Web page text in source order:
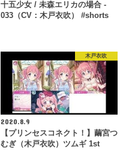
十五少女 / 未森エリカの場合 -
033（CV：木戸衣吹） #shorts
木戸衣吹
2020.8.9
【プリンセスコネクト！】繭宮つ
むぎ（木戸衣吹）ツムギ 1st